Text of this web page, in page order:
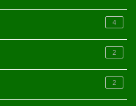
4
2
2